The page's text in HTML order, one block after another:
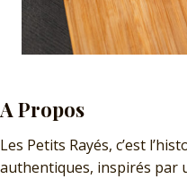
A Propos
Les Petits Rayés, c’est
authentiques, inspirés par